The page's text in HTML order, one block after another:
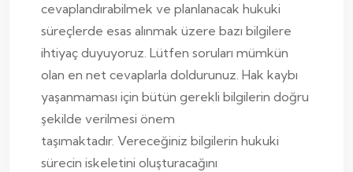
cevaplandırabilmek ve planlanacak hukuki
süreçlerde esas alınmak üzere bazı bilgilere
ihtiyaç duyuyoruz. Lütfen soruları mümkün
olan en net cevaplarla doldurunuz. Hak kaybı
yaşanmaması için bütün gerekli bilgilerin doğru
şekilde verilmesi önem
taşımaktadır. Vereceğiniz bilgilerin hukuki
sürecin iskeletini oluşturacağını